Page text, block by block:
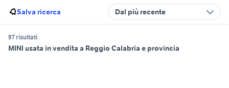
Salva ricerca Dal più recente
97 risultati
MINI usata in vendita a Reggio Calabria e provincia